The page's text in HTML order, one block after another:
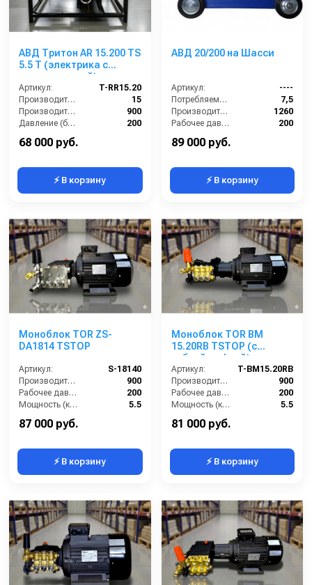
АВД Тритон AR 15.200 TS
5.5 Т (электрика с
теплозащитой)
Артикул:
T-RR15.20
Производительность (л/мин):
15
Производительность (л/ч):
900
Давление (бар):
200
Напряжение (В):
68 000 руб.
⚡ В корзину
АВД 20/200 на Шасси
Артикул:
----
Потребляемая мощность (кВт):
7,5
Производительность (л/ч):
1260
Рабочее давление (бар):
200
Мощность (кВт):
89 000 руб.
⚡ В корзину
Моноблок TOR ZS-
DA1814 TSTOP
Артикул:
S-18140
Производительность (л/ч):
900
Рабочее давление (бар):
200
Мощность (кВт):
5.5
Электропитание (В):
87 000 руб.
⚡ В корзину
Моноблок TOR BM
15.20RB TSTOP (с
гибкой муфтой)
Артикул:
T-BM15.20RB
Производительность (л/ч):
900
Рабочее давление (бар):
200
Мощность (кВт):
5.5
Электропитание (В):
81 000 руб.
⚡ В корзину